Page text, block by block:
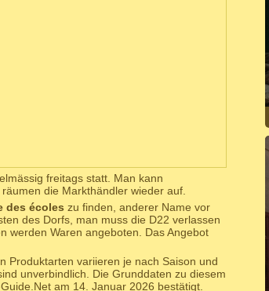
freitags statt. Man kann
die Markthändler wieder auf.
des écoles zu finden, anderer Name vor
des Dorfs, man muss die D22 verlassen
werden Waren angeboten. Das Angebot
Produktarten variieren je nach Saison und
unverbindlich. Die Grunddaten zu diesem
am 14. Januar 2026 bestätigt.